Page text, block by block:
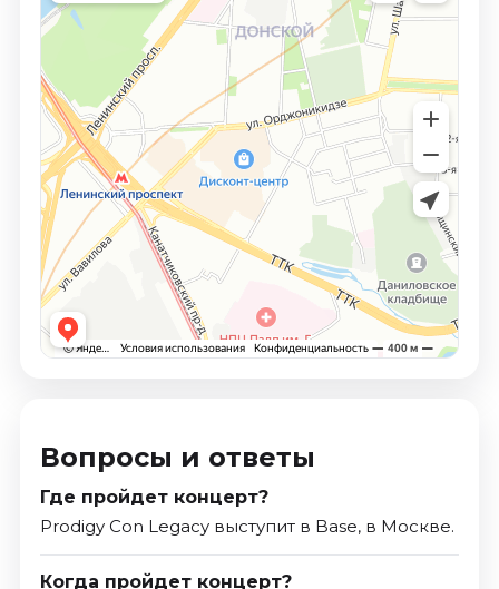
Вопросы и ответы
Где пройдет концерт?
Prodigy Con Legacy выступит в Base, в Москве.
Когда пройдет концерт?